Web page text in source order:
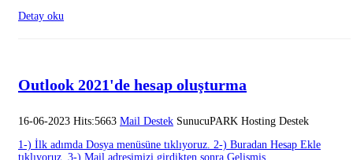
Detay oku
Outlook 2021'de hesap oluşturma
16-06-2023 Hits:5663 Mail Destek SunucuPARK Hosting Destek
1-) İlk adımda Dosya menüsüne tıklıyoruz. 2-) Buradan Hesap Ekle
tıklıyoruz. 3-) Mail adresimizi girdikten sonra Gelişmiş